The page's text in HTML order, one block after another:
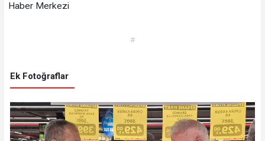
Haber Merkezi
#
Ek Fotoğraflar